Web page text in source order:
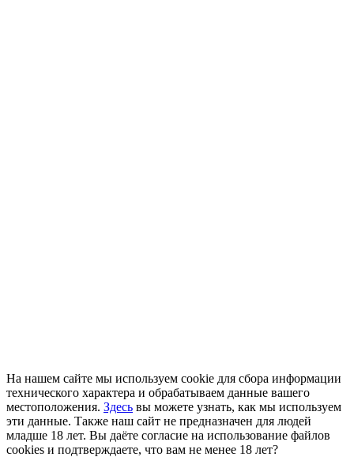
На нашем сайте мы используем cookie для сбора информации
технического характера и обрабатываем данные вашего
местоположения. Здесь вы можете узнать, как мы используем
эти данные. Также наш сайт не предназначен для людей
младше 18 лет. Вы даёте согласие на использование файлов
cookies и подтверждаете, что вам не менее 18 лет?